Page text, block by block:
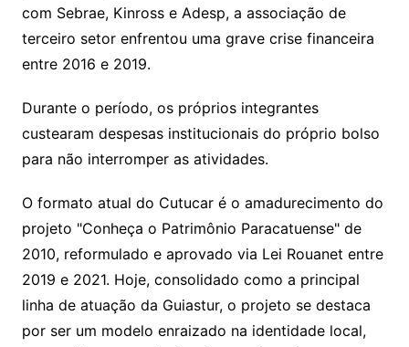
com Sebrae, Kinross e Adesp, a associação de
terceiro setor enfrentou uma grave crise financeira
entre 2016 e 2019.
Durante o período, os próprios integrantes
custearam despesas institucionais do próprio bolso
para não interromper as atividades.
O formato atual do Cutucar é o amadurecimento do
projeto "Conheça o Patrimônio Paracatuense" de
2010, reformulado e aprovado via Lei Rouanet entre
2019 e 2021. Hoje, consolidado como a principal
linha de atuação da Guiastur, o projeto se destaca
por ser um modelo enraizado na identidade local,